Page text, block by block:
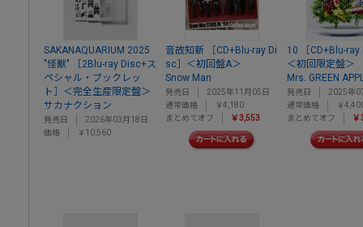
SAKANAQUARIUM 2025
"怪獣" ［2Blu-ray Disc+ス
ペシャル・ブックレッ
ト］＜完全生産限定盤＞
サカナクション
発売日
2026年03月18日
価格
￥10,560
音故知新 ［CD+Blu-ray Di
sc］＜初回盤A＞
Snow Man
発売日
2025年11月05日
通常価格
￥4,180
まとめてオフ
￥3,553
10 ［CD+Blu-
＜初回限定盤＞
Mrs. GREEN
発売日
2025年
通常価格
￥
まとめてオフ
￥